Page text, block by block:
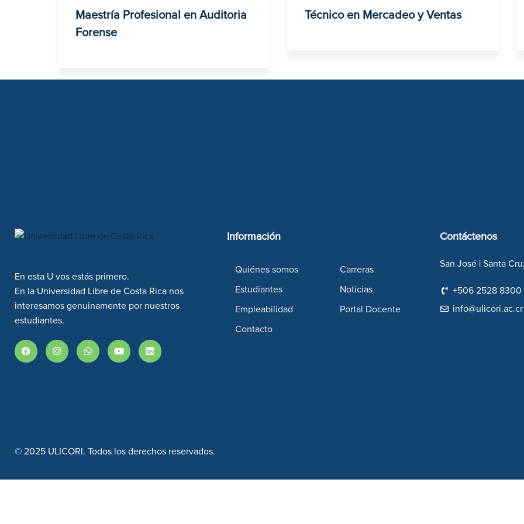
Maestría Profesional en Auditoria
Forense
Técnico en Mercadeo y Ventas
En esta U vos estás primero.
En la Universidad Libre de Costa Rica nos
interesamos genuinamente por nuestros
estudiantes.
Información
Quiénes somos Carreras
Estudiantes Noticias
Empleabilidad Portal Docente
Contacto
Contáctenos
San José | Santa
+506 2528 8300
info@ulicori.ac.cr
© 2025 ULICORI. Todos los derechos reservados.